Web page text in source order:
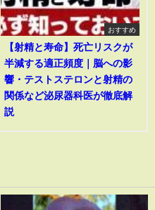
おすすめ
【射精と寿命】死亡リスクが
半減する適正頻度｜脳への影
響・テストステロンと射精の
関係など泌尿器科医が徹底解
説